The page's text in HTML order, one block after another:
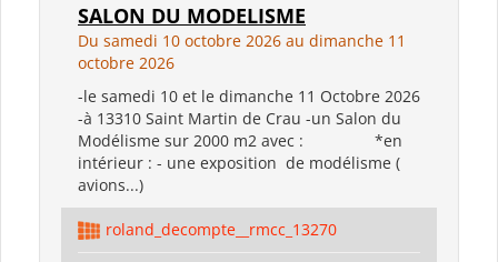
SALON DU MODELISME
Du samedi 10 octobre 2026 au dimanche 11
octobre 2026
-le samedi 10 et le dimanche 11 Octobre 2026
-à 13310 Saint Martin de Crau -un Salon du
Modélisme sur 2000 m2 avec : *en
intérieur : - une exposition de modélisme (
avions...)
roland_decompte__rmcc_13270